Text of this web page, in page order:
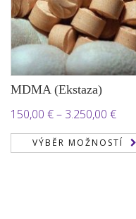
MDMA (Ekstaza)
150,00 €– 3.250,00 €
cen:
VÝBĚR MOŽNOSTÍ